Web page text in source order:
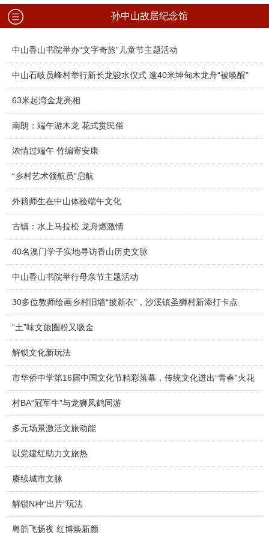
孙中山故居纪念馆
中山香山书院举办“文字奇旅”儿童节主题活动
中山石岐员峰村举行新长龙骏水仪式 逾40米坤甸木龙舟“被唤醒”
63米起湾金龙亮相
南朗：端午游木龙 花式赏民俗
浓情过端午 竹编寄安康
“乡村艺术领航员”启航
外籍师生在中山体验端午文化
古镇：水上马拉松 龙舟燃激情
40名澳门学子实地寻访香山历史文脉
中山香山书院举行母亲节主题活动
30多位教师绘画乡村旧墙“披新衣”，沙溪镇圣狮村新添打卡点
“土”味文旅圈粉又吸金
解锁文化新玩法
市华侨中学第16届中国文化节精彩落幕，传统文化迸出“青春”火花
村BA“冠军牛”与龙狮凤鹤同游
多元场景激活文旅动能
以党建红助力文旅热
赓续城市文脉
解锁N种“出片”玩法
粤韵飞扬夜 红博焕新颜